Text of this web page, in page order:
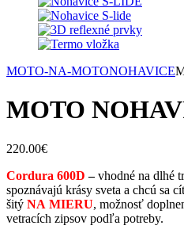
MOTO-NA-MOTONOHAVICE
MOTO
220.00€
Cordura 600D –vhodné na dlhé
spoznávajú krásy sveta a chcú sa
šitý NA MIERU, možnosť
vetracích zipsov podľa potreby.